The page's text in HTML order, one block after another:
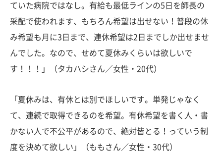
ていた病院ではなし。有給も最低ラインの5日を師長の
采配で使われます、もちろん希望は出せない！普段の休
み希望も月に3日まで、連休希望は2日までしか出せませ
んでした。なので、せめて夏休みくらいは欲しいで
す！！！」（タカハシさん／女性・20代）
「夏休みは、有休とは別でほしいです。単発じゃなく
て、連続で取得できるのを希望。有休希望を書く人・書
かない人で不公平があるので、絶対皆とる！っていう制
度を決めて欲しい」（ももさん／女性・30代）